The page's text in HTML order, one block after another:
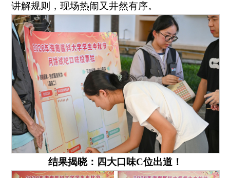
讲解规则，现场热闹又井然有序。
结果揭晓：四大口味C位出道！